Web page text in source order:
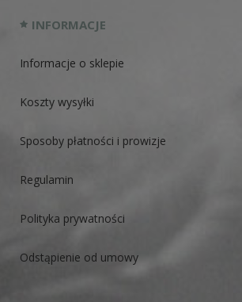
INFORMACJE
Informacje o sklepie
Koszty wysyłki
Sposoby płatności i prowizje
Regulamin
Polityka prywatności
Odstąpienie od umowy